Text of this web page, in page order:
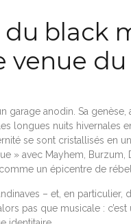
black
venue
garage anodin. Sa
longues nuits hivernales
se sont cristallisés en
» avec Mayhem,
un épicentre de
– et, en
pas que musicale :